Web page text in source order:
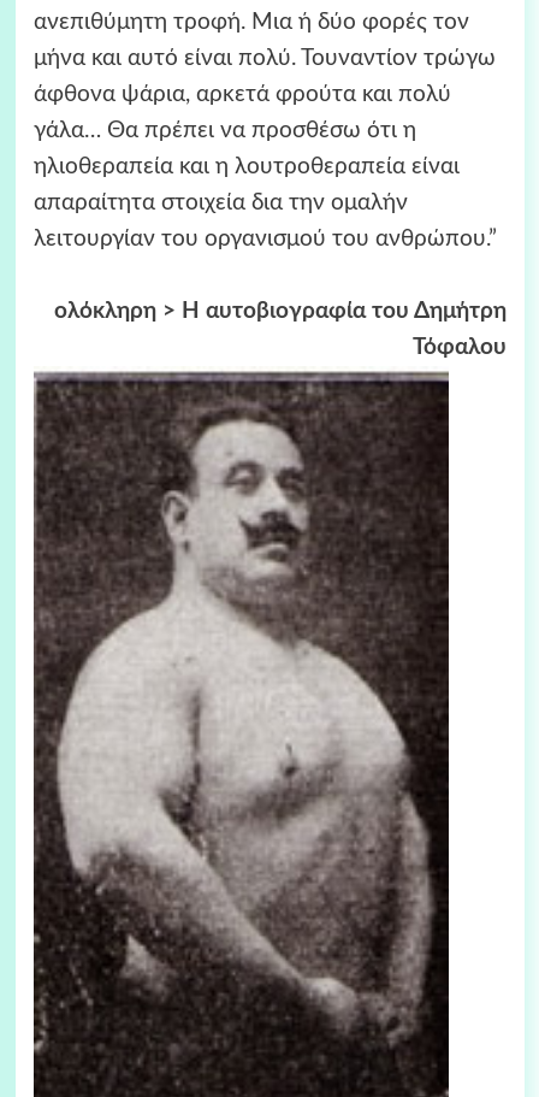
ανεπιθύμητη τροφή. Μια ή δύο φορές τον
μήνα και αυτό είναι πολύ. Τουναντίον τρώγω
άφθονα ψάρια, αρκετά φρούτα και πολύ
γάλα… Θα πρέπει να προσθέσω ότι η
ηλιοθεραπεία και η λουτροθεραπεία είναι
απαραίτητα στοιχεία δια την ομαλήν
λειτουργίαν του οργανισμού του ανθρώπου.”
ολόκληρη > Η αυτοβιογραφία του Δημήτρη
Τόφαλου